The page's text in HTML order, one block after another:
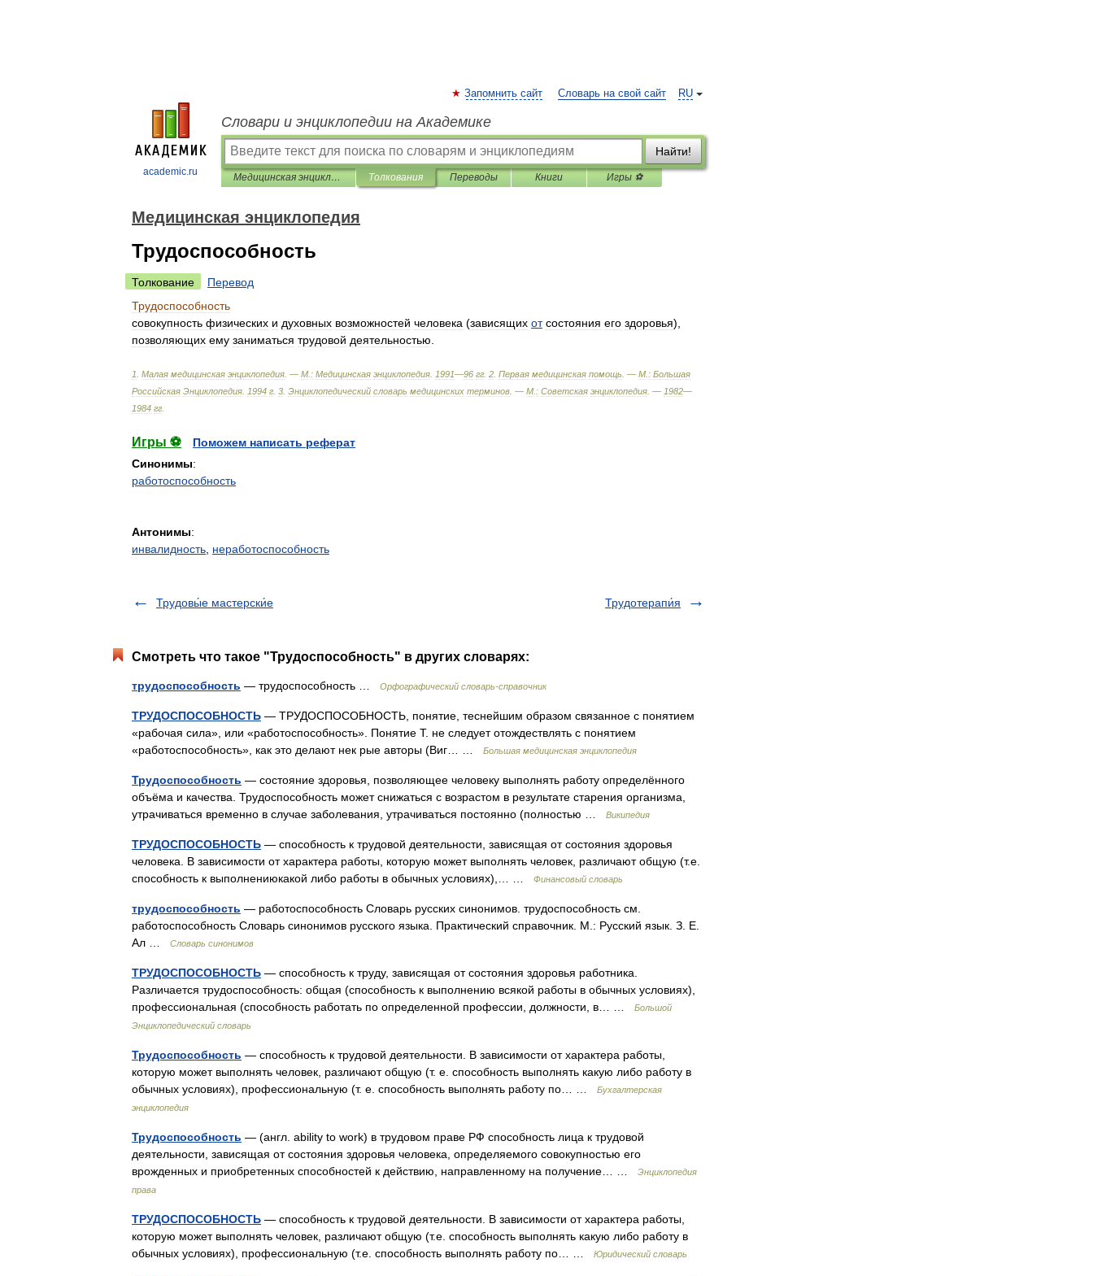
academic.ru
RU
Запомнить сайт Словарь на свой сайт
Словари и энциклопедии на Академике
Найти!
Медицинская энциклопедия Толкования Переводы Книги Игры ⚽
Медицинская энциклопедия
Трудоспособность
Толкование
Перевод
Трудоспособность
совокупность физических и духовных возможностей человека (зависящих от состояния его здоровья),
позволяющих ему заниматься трудовой деятельностью
1 Малая медицинская энциклопедия . — М : Медицинская энциклопедия 1991—96 гг 2 Первая медицинская помощь . — М : Большая
Российская Энциклопедия 1994 г 3 Энциклопедический словарь медицинских терминов . — М : Советская энциклопедия . — 1982—
1984 гг
Игры ⚽
Поможем написать реферат
Синонимы:
работоспособность
Антонимы:
инвалидность неработоспособность
Трудовы́е мастерски́е Трудотерапи́я
Смотреть что такое "Трудоспособность" в других словарях:
трудоспособность — трудоспособность … Орфографический словарь-справочник
ТРУДОСПОСОБНОСТЬ — ТРУДОСПОСОБНОСТЬ, понятие, теснейшим образом связанное с понятием
«рабочая сила», или «работоспособность». Понятие Т. не следует отождествлять с понятием
«работоспособность», как это делают нек рые авторы (Виг… …
Большая медицинская энциклопедия
Трудоспособность — состояние здоровья, позволяющее человеку выполнять работу определённого
объёма и качества. Трудоспособность может снижаться с возрастом в результате старения организма,
утрачиваться временно в случае заболевания, утрачиваться постоянно (полностью …
Википедия
ТРУДОСПОСОБНОСТЬ — способность к трудовой деятельности, зависящая от состояния здоровья
человека. В зависимости от характера работы, которую может выполнять человек, различают общую (т.е.
способность к выполнениюкакой либо работы в обычных условиях),… …
Финансовый словарь
трудоспособность — работоспособность Словарь русских синонимов. трудоспособность см.
работоспособность Словарь синонимов русского языка. Практический справочник. М.: Русский язык. З. Е.
Ал …
Словарь синонимов
ТРУДОСПОСОБНОСТЬ — способность к труду, зависящая от состояния здоровья работника.
Различается трудоспособность: общая (способность к выполнению всякой работы в обычных условиях),
профессиональная (способность работать по определенной профессии, должности, в… …
Большой
Энциклопедический словарь
Трудоспособность — способность к трудовой деятельности. В зависимости от характера работы,
которую может выполнять человек, различают общую (т. е. способность выполнять какую либо работу в
обычных условиях), профессиональную (т. е. способность выполнять работу по… …
Бухгалтерская
энциклопедия
Трудоспособность — (англ. ability to work) в трудовом праве РФ способность лица к трудовой
деятельности, зависящая от состояния здоровья человека, определяемого совокупностью его
врожденных и приобретенных способностей к действию, направленному на получение… …
Энциклопедия
права
ТРУДОСПОСОБНОСТЬ — способность к трудовой деятельности. В зависимости от характера работы,
которую может выполнять человек, различают общую (т.е. способность выполнять какую либо работу в
обычных условиях), профессиональную (т.е. способность выполнять работу по… …
Юридический словарь